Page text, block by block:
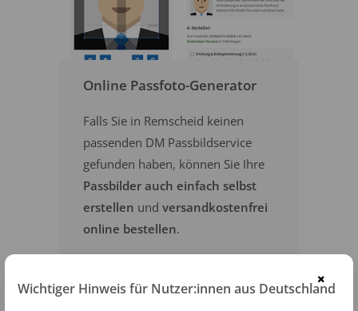
Online Passfoto-Generator
Falls Sie in Remscheid keinen
passenden DM Passbildservice
gefunden haben, können Sie Ihre
Passbilder auch einfach selbst
erstellen und versandkostenfrei
online bestellen.
×
Wichtiger Hinweis für Nutzer:innen aus Deutschland